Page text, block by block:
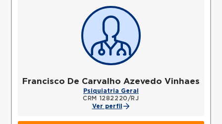
Francisco De Carvalho Azevedo Vinhaes
Psiquiatria Geral
CRM 1282220/RJ
Ver perfil